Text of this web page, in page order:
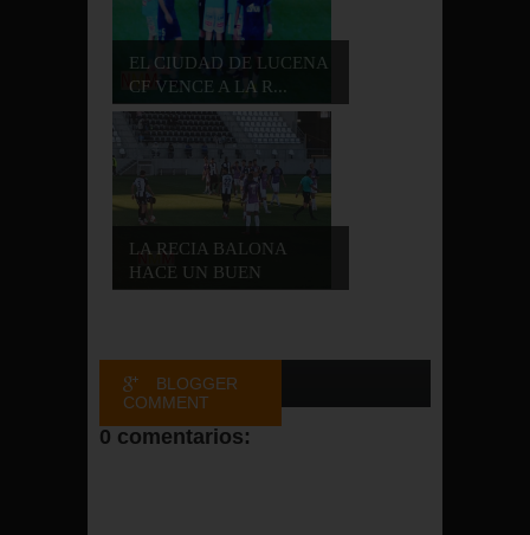
EL CIUDAD DE LUCENA
CF VENCE A LA R...
LA RECIA BALONA
HACE UN BUEN
PARTID...
BLOGGER
COMMENT
FACEBOOK
0 comentarios: